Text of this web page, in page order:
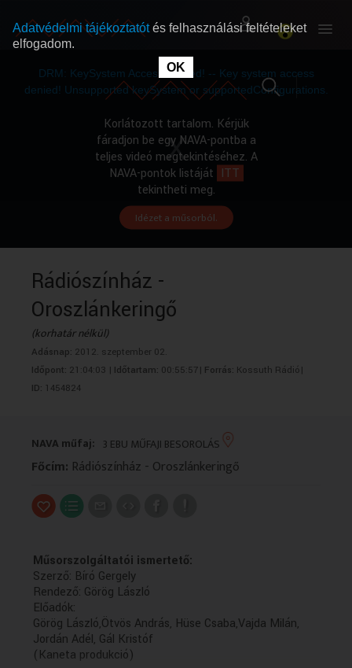
RÓLUNK
RÓLUNK
DRM: KeySystem Access Denied! -- Key system access
denied! Unsupported keySystem or supportedConfigurations.
Korlátozott tartalom. Kérjük
fáradjon be egy NAVA-pontba a
teljes videó megtekintéséhez. A
NAVA-pontok listáját ITT
tekintheti meg.
Idézet a műsorból.
Rádiószínház -
Oroszlánkeringő
(korhatár nélkül)
Adásnap: 2012. szeptember 02.
Időpont: 21:04:03 | Időtartam: 00:55:57| Forrás: Kossuth Rádió|
ID: 1454824
NAVA műfaj: 3 EBU MŰFAJI BESOROLÁS
Főcím: Rádiószínház - Oroszlánkeringő
Műsorszolgáltatói ismertető:
Szerző: Bíró Gergely
Rendező: Görög László
Előadók:
Görög László,Ötvös András, Hüse Csaba,Vajda Milán,
Jordán Adél, Gál Kristóf
(Kaneta produkció)
Adatvédelmi tájékoztatótés felhasználási feltételeket
elfogadom.
OK